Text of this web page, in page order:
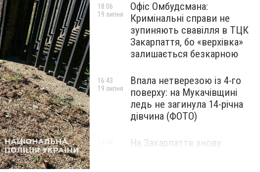
Офіс Омбудсмана:
Кримінальні справи не
зупиняють свавілля в ТЦК
Закарпаття, бо «верхівка»
залишається безкарною
18:06
19 липня
Впала нетверезою із 4-го
поверху: на Мукачівщині
ледь не загинула 14-річна
дівчина (ФОТО)
16:43
19 липня
На Закарпаття знову